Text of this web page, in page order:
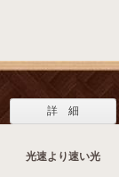
詳 細
光速より速い光